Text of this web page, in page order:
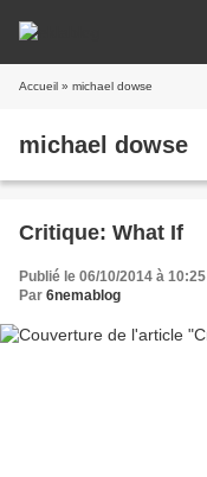
Accueil » michael dowse
michael dowse
Critique: What If
Publié le 06/10/2014 à 10:25
Par 6nemablog